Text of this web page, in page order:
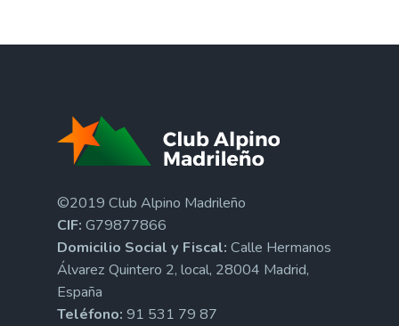
©2019 Club Alpino Madrileño
CIF: G79877866
Domicilio Social y Fiscal: Calle Hermanos
Álvarez Quintero 2, local, 28004 Madrid,
España
Teléfono: 91 531 79 87